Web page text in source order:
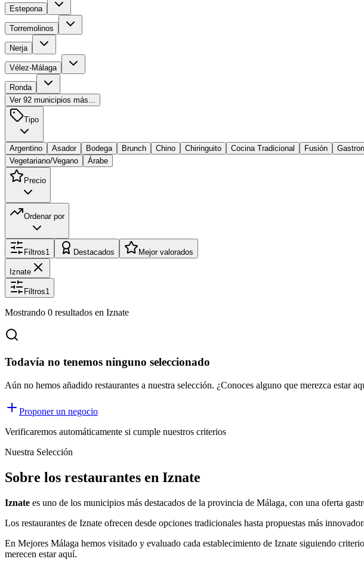
Estepona
Torremolinos
Nerja
Vélez-Málaga
Ronda
Ver 92 municipios más...
Tipo
Argentino Asador Bodega Brunch Chino Chiringuito Cocina Tradicional Fusión
Vegetariano/Vegano
Árabe
Precio
Ordenar por
Filtros1 Destacados Mejor valorados
Iznate
Filtros1
Mostrando 0 resultados en Iznate
Todavía no tenemos ninguno seleccionado
Aún no hemos añadido restaurantes a nuestra selección. ¿Conoces alguno que merezca estar
Proponer un negocio
Verificaremos automáticamente si cumple nuestros criterios
Nuestra Selección
Sobre los restaurantes en Iznate
Iznate es uno de los municipios más destacados de la provincia de Málaga, con una oferta
Los restaurantes de Iznate ofrecen desde opciones tradicionales hasta propuestas más
En Mejores Málaga hemos visitado y evaluado cada establecimiento de Iznate siguiendo
merecen estar aquí.